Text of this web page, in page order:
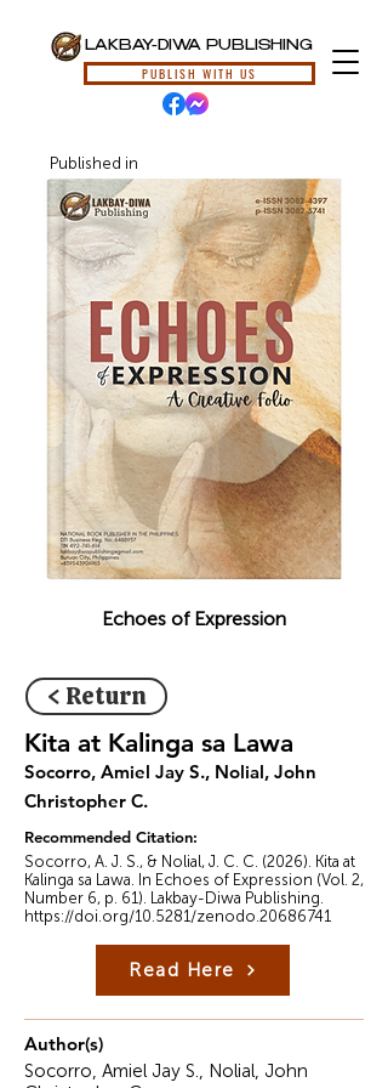
LAKBAY-DIWA PUBLISHING
PUBLISH WITH US
Published in
Echoes of Expression
< Return
Kita at Kalinga sa Lawa
Socorro, Amiel Jay S., Nolial, John
Christopher C.
Recommended Citation:
Socorro, A. J. S., & Nolial, J. C. C. (2026). Kita at
Kalinga sa Lawa. In Echoes of Expression (Vol. 2,
Number 6, p. 61). Lakbay-Diwa Publishing.
https://doi.org/10.5281/zenodo.20686741
Read Here
Author(s)
Socorro, Amiel Jay S., Nolial, John